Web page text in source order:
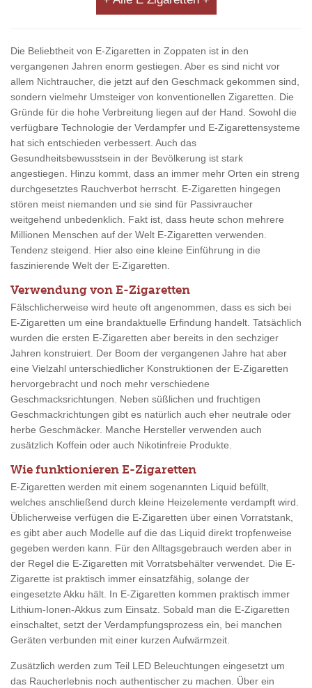
Die Beliebtheit von E-Zigaretten in Zoppaten ist in den
vergangenen Jahren enorm gestiegen. Aber es sind nicht vor
allem Nichtraucher, die jetzt auf den Geschmack gekommen sind,
sondern vielmehr Umsteiger von konventionellen Zigaretten. Die
Gründe für die hohe Verbreitung liegen auf der Hand. Sowohl die
verfügbare Technologie der Verdampfer und E-Zigarettensysteme
hat sich entschieden verbessert. Auch das
Gesundheitsbewusstsein in der Bevölkerung ist stark
angestiegen. Hinzu kommt, dass an immer mehr Orten ein streng
durchgesetztes Rauchverbot herrscht. E-Zigaretten hingegen
stören meist niemanden und sie sind für Passivraucher
weitgehend unbedenklich. Fakt ist, dass heute schon mehrere
Millionen Menschen auf der Welt E-Zigaretten verwenden.
Tendenz steigend. Hier also eine kleine Einführung in die
faszinierende Welt der E-Zigaretten.
Verwendung von E-Zigaretten
Fälschlicherweise wird heute oft angenommen, dass es sich bei
E-Zigaretten um eine brandaktuelle Erfindung handelt. Tatsächlich
wurden die ersten E-Zigaretten aber bereits in den sechziger
Jahren konstruiert. Der Boom der vergangenen Jahre hat aber
eine Vielzahl unterschiedlicher Konstruktionen der E-Zigaretten
hervorgebracht und noch mehr verschiedene
Geschmacksrichtungen. Neben süßlichen und fruchtigen
Geschmackrichtungen gibt es natürlich auch eher neutrale oder
herbe Geschmäcker. Manche Hersteller verwenden auch
zusätzlich Koffein oder auch Nikotinfreie Produkte.
Wie funktionieren E-Zigaretten
E-Zigaretten werden mit einem sogenannten Liquid befüllt,
welches anschließend durch kleine Heizelemente verdampft wird.
Üblicherweise verfügen die E-Zigaretten über einen Vorratstank,
es gibt aber auch Modelle auf die das Liquid direkt tropfenweise
gegeben werden kann. Für den Alltagsgebrauch werden aber in
der Regel die E-Zigaretten mit Vorratsbehälter verwendet. Die E-
Zigarette ist praktisch immer einsatzfähig, solange der
eingesetzte Akku hält. In E-Zigaretten kommen praktisch immer
Lithium-Ionen-Akkus zum Einsatz. Sobald man die E-Zigaretten
einschaltet, setzt der Verdampfungsprozess ein, bei manchen
Geräten verbunden mit einer kurzen Aufwärmzeit.
Zusätzlich werden zum Teil LED Beleuchtungen eingesetzt um
das Raucherlebnis noch authentischer zu machen. Über ein